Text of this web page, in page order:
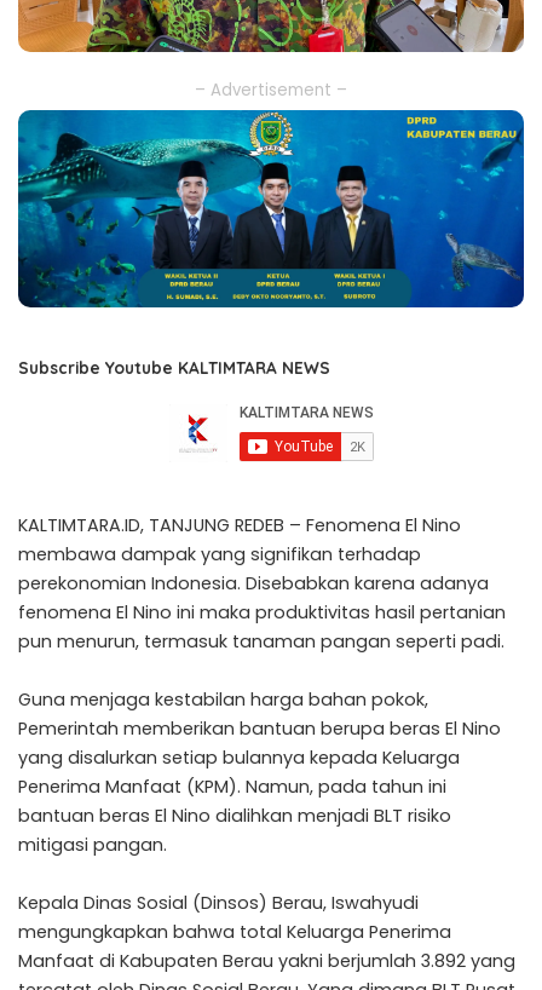
– Advertisement –
Subscribe Youtube KALTIMTARA NEWS
KALTIMTARA.ID, TANJUNG REDEB – Fenomena El Nino
membawa dampak yang signifikan terhadap
perekonomian Indonesia. Disebabkan karena adanya
fenomena El Nino ini maka produktivitas hasil pertanian
pun menurun, termasuk tanaman pangan seperti padi.
Guna menjaga kestabilan harga bahan pokok,
Pemerintah memberikan bantuan berupa beras El Nino
yang disalurkan setiap bulannya kepada Keluarga
Penerima Manfaat (KPM). Namun, pada tahun ini
bantuan beras El Nino dialihkan menjadi BLT risiko
mitigasi pangan.
Kepala Dinas Sosial (Dinsos) Berau, Iswahyudi
mengungkapkan bahwa total Keluarga Penerima
Manfaat di Kabupaten Berau yakni berjumlah 3.892 yang